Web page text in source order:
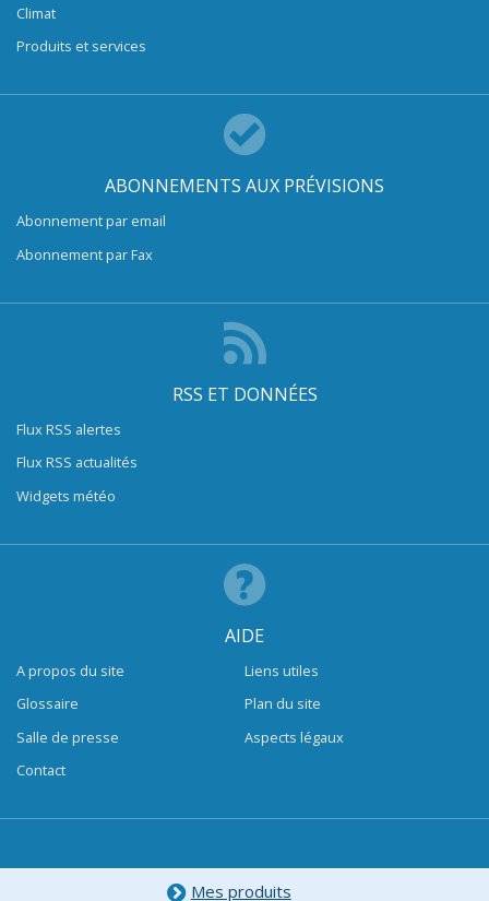
Climat
Produits et services
ABONNEMENTS AUX PRÉVISIONS
Abonnement par email
Abonnement par Fax
RSS ET DONNÉES
Flux RSS alertes
Flux RSS actualités
Widgets météo
AIDE
A propos du site
Glossaire
Salle de presse
Contact
Liens utiles
Plan du site
Aspects légaux
Mes produits